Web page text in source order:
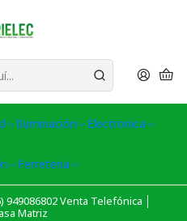
Iluminación Electronica
Ferreteria
Venta Telefónica │
Matriz